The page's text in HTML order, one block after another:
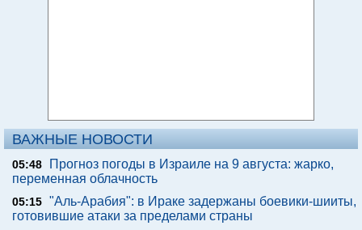
ВАЖНЫЕ НОВОСТИ
05:48
Прогноз погоды в Израиле на 9 августа: жарко,
переменная облачность
05:15 "Аль-Арабия": в Ираке задержаны боевики-шииты,
готовившие атаки за пределами страны